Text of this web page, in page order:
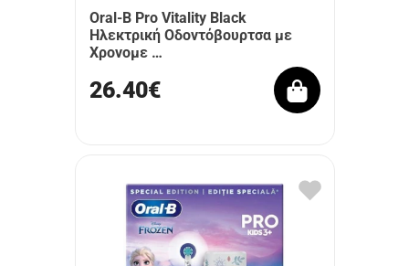
Oral-B Pro Vitality Black
Ηλεκτρική Οδοντόβουρτσα με
Χρονομε …
26.40€